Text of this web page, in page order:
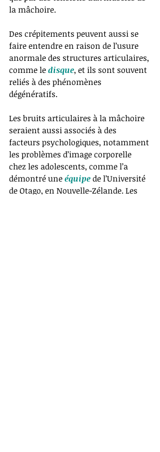
la mâchoire.
Des crépitements peuvent aussi se
faire entendre en raison de l’usure
anormale des structures articulaires,
comme le disque, et ils sont souvent
reliés à des phénomènes
dégénératifs.
Les bruits articulaires à la mâchoire
seraient aussi associés à des
facteurs psychologiques, notamment
les problèmes d’image corporelle
chez les adolescents, comme l’a
démontré une équipe de l’Université
de Otago, en Nouvelle-Zélande. Les